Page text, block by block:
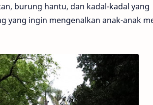
burung hantu, dan kadal-kadal yang
yang ingin mengenalkan anak-anak